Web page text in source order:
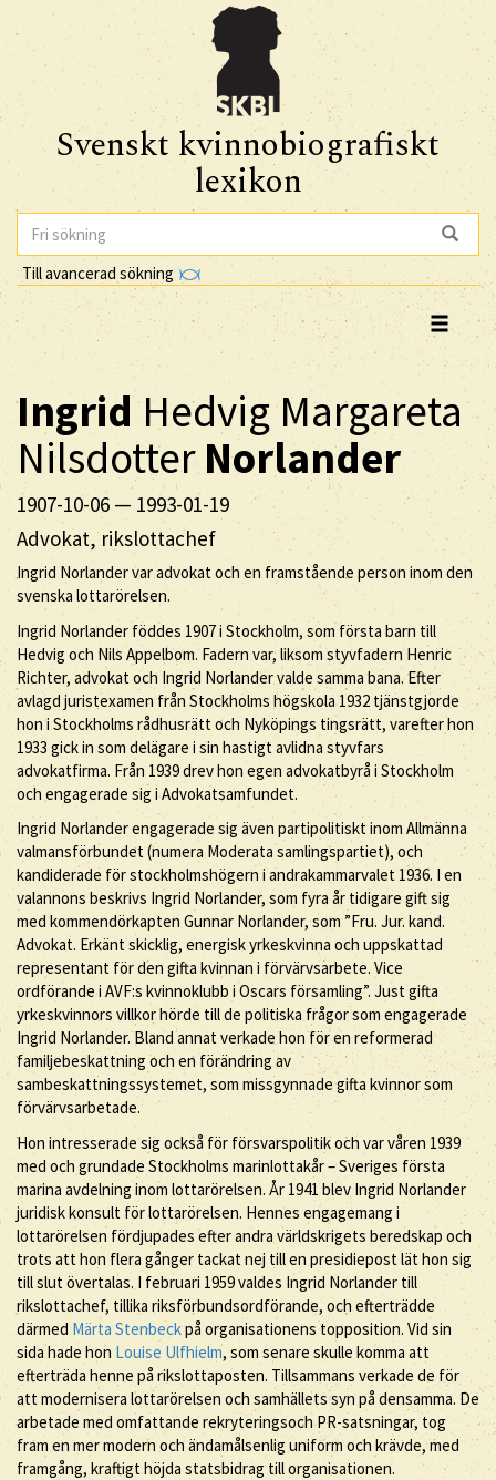
Svenskt kvinnobiografiskt
lexikon
Till avancerad sökning
IngridHedvig Margareta
NilsdotterNorlander
1907-10-06 — 1993-01-19
Advokat, rikslottachef
Ingrid Norlander var advokat och en framstående person inom den
svenska lottarörelsen.
Ingrid Norlander föddes 1907 i Stockholm, som första barn till
Hedvig och Nils Appelbom. Fadern var, liksom styvfadern Henric
Richter, advokat och Ingrid Norlander valde samma bana. Efter
avlagd juristexamen från Stockholms högskola 1932 tjänstgjorde
hon i Stockholms rådhusrätt och Nyköpings tingsrätt, varefter hon
1933 gick in som delägare i sin hastigt avlidna styvfars
advokatfirma. Från 1939 drev hon egen advokatbyrå i Stockholm
och engagerade sig i Advokatsamfundet.
Ingrid Norlander engagerade sig även partipolitiskt inom Allmänna
valmansförbundet (numera Moderata samlingspartiet), och
kandiderade för stockholmshögern i andrakammarvalet 1936. I en
valannons beskrivs Ingrid Norlander, som fyra år tidigare gift sig
med kommendörkapten Gunnar Norlander, som ”Fru. Jur. kand.
Advokat. Erkänt skicklig, energisk yrkeskvinna och uppskattad
representant för den gifta kvinnan i förvärvsarbete. Vice
ordförande i AVF:s kvinnoklubb i Oscars församling”. Just gifta
yrkeskvinnors villkor hörde till de politiska frågor som engagerade
Ingrid Norlander. Bland annat verkade hon för en reformerad
familjebeskattning och en förändring av
sambeskattningssystemet, som missgynnade gifta kvinnor som
förvärvsarbetade.
Hon intresserade sig också för försvarspolitik och var våren 1939
med och grundade Stockholms marinlottakår – Sveriges första
marina avdelning inom lottarörelsen. År 1941 blev Ingrid Norlander
juridisk konsult för lottarörelsen. Hennes engagemang i
lottarörelsen fördjupades efter andra världskrigets beredskap och
trots att hon flera gånger tackat nej till en presidiepost lät hon sig
till slut övertalas. I februari 1959 valdes Ingrid Norlander till
rikslottachef, tillika riksförbundsordförande, och efterträdde
därmed Märta Stenbeckpå organisationens topposition. Vid sin
sida hade hon Louise Ulfhielm, som senare skulle komma att
efterträda henne på rikslottaposten. Tillsammans verkade de för
att modernisera lottarörelsen och samhällets syn på densamma. De
arbetade med omfattande rekryteringsoch PR-satsningar, tog
fram en mer modern och ändamålsenlig uniform och krävde, med
framgång, kraftigt höjda statsbidrag till organisationen.